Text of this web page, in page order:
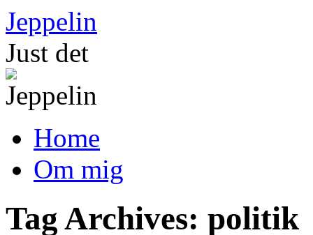
Skip
content
Jeppelin
Just det
Home
Om mig
Tag Archives: politik